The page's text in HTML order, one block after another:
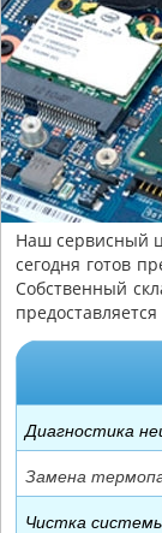
Наш сервисный
сегодня готов
Собственный
Диагностика
Замена
Чистка